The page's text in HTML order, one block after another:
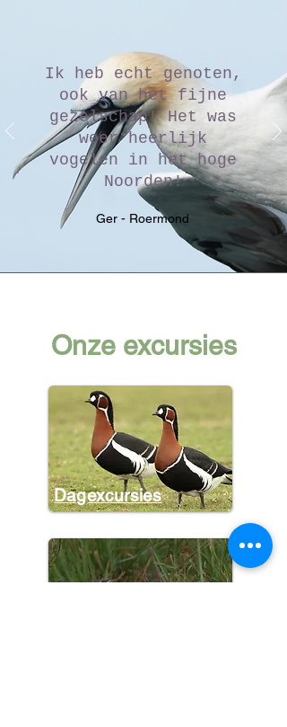
Ik heb echt genoten,
ook van het fijne
gezelschap! Het was
weer heerlijk
vogelen in het hoge
Noorden!
Ger - Roermond
Onze excursies
Dagexcursies